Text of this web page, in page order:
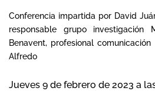
Conferencia impartida por David
responsable grupo investigación
Benavent, profesional
Alfredo
Jueves 9 de febrero de 2023 a